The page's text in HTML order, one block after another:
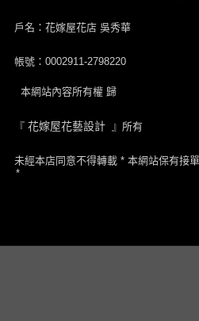
戶名：花嫁屋花店 吳秀華
帳號：0002911-2798220
本網站內容所有權 歸
『 花嫁屋花藝設計 』所有
未經本店同意不得轉載 * 本網站保有接
*